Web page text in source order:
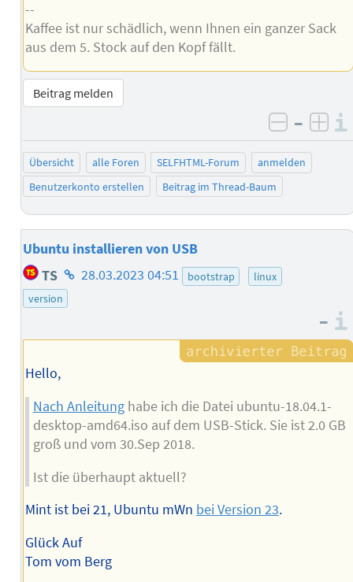
--
Kaffee ist nur schädlich, wenn Ihnen ein ganzer Sack
aus dem 5. Stock auf den Kopf fällt.
Beitrag melden
negativ
–
Übersicht alle Foren SELFHTML-Forum
anmelden
Benutzerkonto erstellen
Beitrag im Thread-Baum
Ubuntu installieren von USB
TS Homepage
des
28.03.2023 04:51 bootstrap
linux
version
–
Hello,
Nach Anleitunghabe ich die Datei ubuntu-18.04.1-
desktop-amd64.iso auf dem USB-Stick. Sie ist 2.0 GB
groß und vom 30.Sep 2018.
Ist die überhaupt aktuell?
Mint ist bei 21, Ubuntu mWn bei Version 23.
Glück Auf
Tom vom Berg